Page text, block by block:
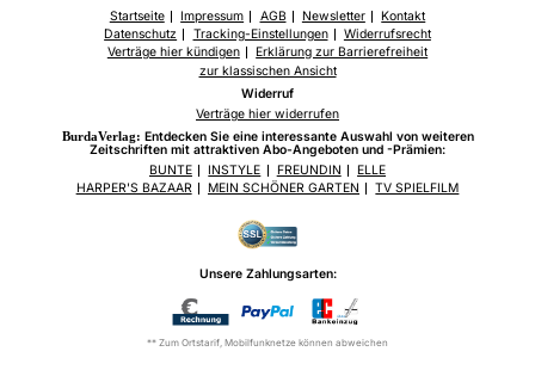
Startseite Impressum AGB Newsletter
Kontakt
Datenschutz
Tracking-Einstellungen
Widerrufsrecht
Verträge hier kündigen
Erklärung zur Barrierefreiheit
zur klassischen Ansicht
Widerruf
Verträge hier widerrufen
BurdaVerlag: Entdecken Sie eine interessante Auswahl von weiteren
Zeitschriften mit attraktiven Abo-Angeboten und -Prämien:
BUNTE
INSTYLE FREUNDIN
ELLE
HARPER'S BAZAAR
MEIN SCHÖNER GARTEN TV SPIELFILM
Unsere Zahlungsarten:
** Zum Ortstarif, Mobilfunknetze können abweichen